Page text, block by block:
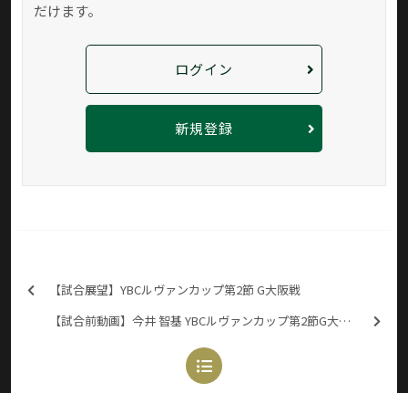
だけます。
ログイン
新規登録
【試合展望】YBCルヴァンカップ第2節 G大阪戦
【試合前動画】今井 智基 YBCルヴァンカップ第2節G大阪戦